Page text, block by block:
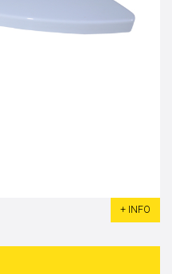
+ INFO